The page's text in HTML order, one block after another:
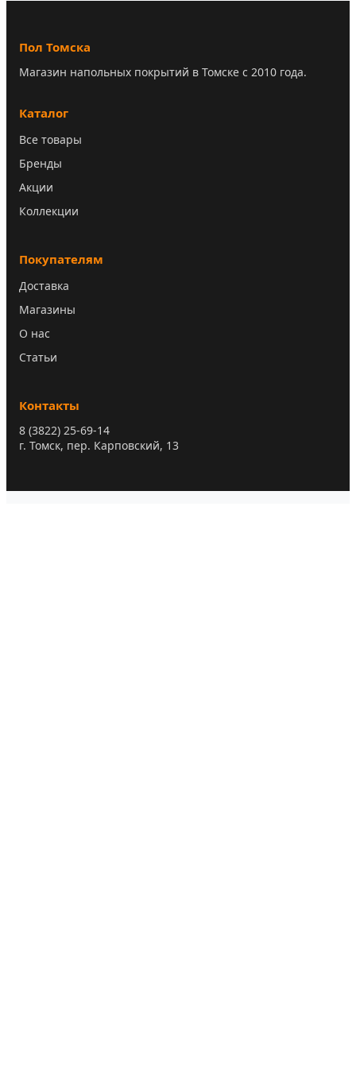
Пол Томска
Магазин напольных покрытий в Томске с 2010 года.
Каталог
Все товары
Бренды
Акции
Коллекции
Покупателям
Доставка
Магазины
О нас
Статьи
Контакты
8 (3822) 25-69-14
г. Томск, пер. Карповский, 13